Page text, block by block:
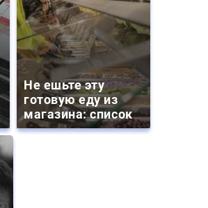
Не ешьте эту
готовую еду из
магазина: список